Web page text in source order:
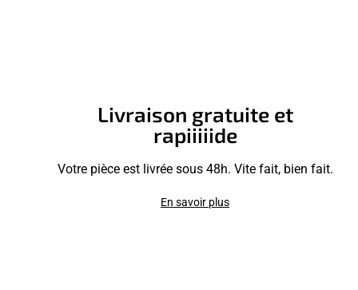
Livraison gratuite et
rapiiiiide
Votre pièce est livrée sous 48h. Vite fait, bien fait.
En savoir plus